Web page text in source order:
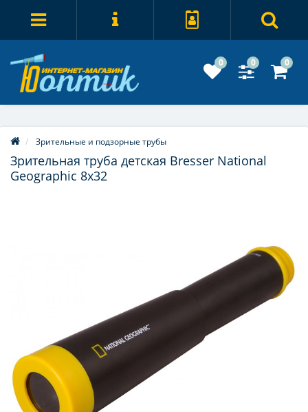
0 0 0
Зрительные и подзорные трубы
Зрительная труба детская Bresser National
Geographic 8x32